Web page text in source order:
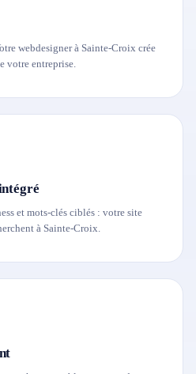
webdesigner à Sainte-Croix crée
votre entreprise.
et mots-clés ciblés : votre site
à Sainte-Croix.